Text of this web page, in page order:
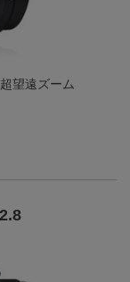
望遠ズーム